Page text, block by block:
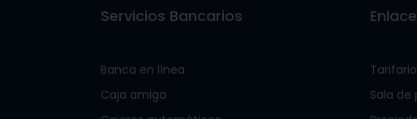
Servicios Bancarios
Banca en línea
Caja amiga
Tarifario
Sala de